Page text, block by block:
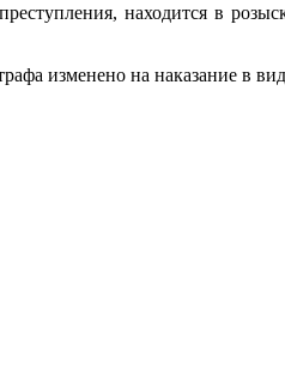
находится в
изменено на наказание в